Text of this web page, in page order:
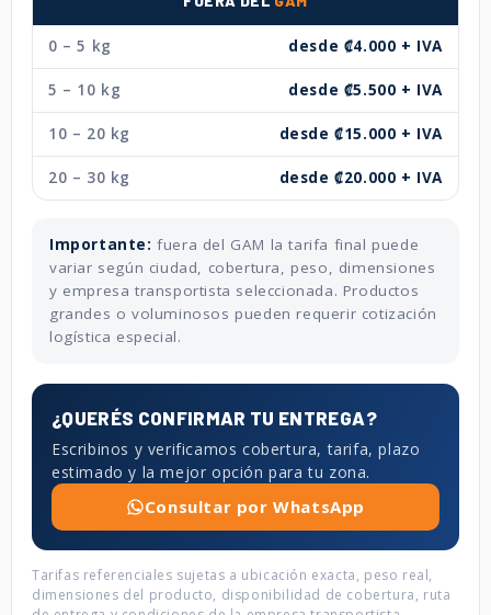
0 – 5 kg desde ₡4.000 + IVA
5 – 10 kg desde ₡5.500 + IVA
10 – 20 kg desde ₡15.000 + IVA
20 – 30 kg desde ₡20.000 + IVA
Importante: fuera del GAM la tarifa final puede
variar según ciudad, cobertura, peso, dimensiones
y empresa transportista seleccionada. Productos
grandes o voluminosos pueden requerir cotización
logística especial.
¿QUERÉS CONFIRMAR TU ENTREGA?
Escribinos y verificamos cobertura, tarifa, plazo
estimado y la mejor opción para tu zona.
Consultar por WhatsApp
Tarifas referenciales sujetas a ubicación exacta, peso real,
dimensiones del producto, disponibilidad de cobertura, ruta